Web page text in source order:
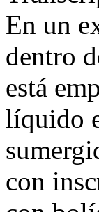
En un
dentro
está
líquido
con